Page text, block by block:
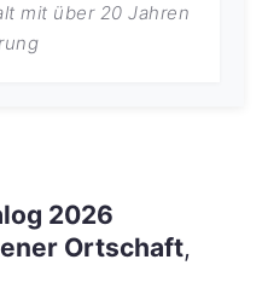
mit über 20 Jahren
2026
Ortschaft,